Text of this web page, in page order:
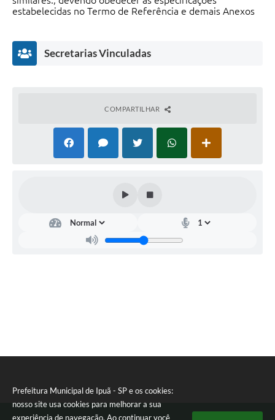
Prefeitura Municipal de Ipuã - SP e os cookies:
nosso site usa cookies para melhorar a sua
experiência de navegação. Ao continuar você
estabelecidas no Termo de Referência e demais Anexos
Secretarias Vinculadas
etar
s
Apar
da
COMPARTILHAR